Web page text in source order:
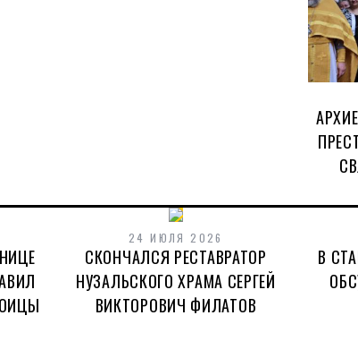
24 ИЮЛЯ 2026
СКОНЧАЛСЯ РЕСТАВРАТОР
НУЗАЛЬСКОГО ХРАМА СЕРГЕЙ
ВИКТОРОВИЧ ФИЛАТОВ
В